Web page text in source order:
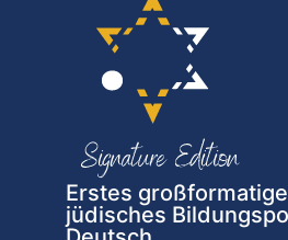
Erstes
jüdisches